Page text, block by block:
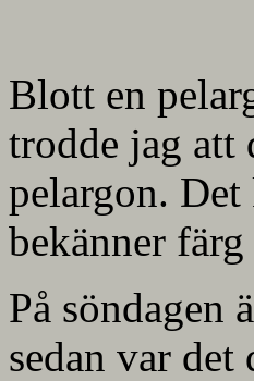
Blott en
trodde jag att
pelargon. Det
bekänner
På söndagen
sedan var